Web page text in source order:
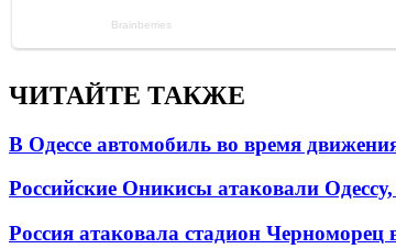
ЧИТАЙТЕ ТАКЖЕ
В Одессе автомобиль во время
Российские Оникисы атаковали
Россия атаковала стадион Черноморец